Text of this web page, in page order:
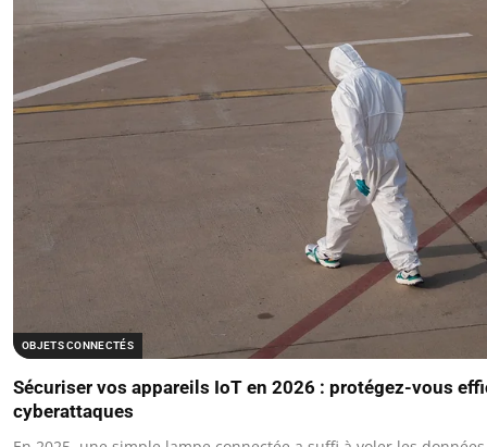
OBJETS CONNECTÉS
Sécuriser vos appareils IoT en 2026 : protégez-vous
cyberattaques